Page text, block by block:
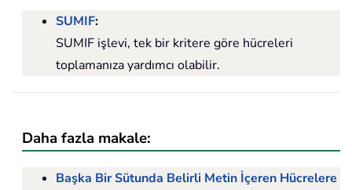
SUMIF:
SUMIF işlevi, tek bir kritere göre hücreleri
toplamanıza yardımcı olabilir.
Daha fazla makale:
Başka Bir Sütunda Belirli Metin İçeren Hücrelere